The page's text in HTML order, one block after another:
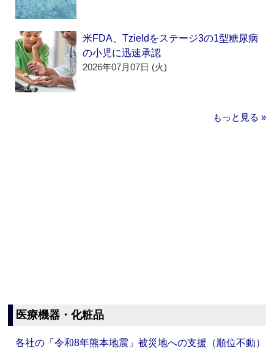
米FDA、Tzieldをステージ3の1型糖尿病
の小児に迅速承認
2026年07月07日 (火)
もっと見る »
医療機器・化粧品
各社の「令和8年熊本地震」被災地への支援（順位不動）